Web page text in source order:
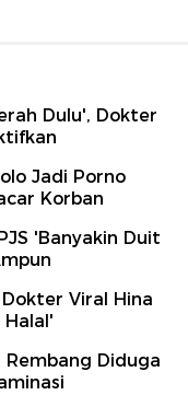
Dulu', Dokter
Jadi Porno
Korban
'Banyakin Duit
Viral Hina
Halal'
Rembang Diduga